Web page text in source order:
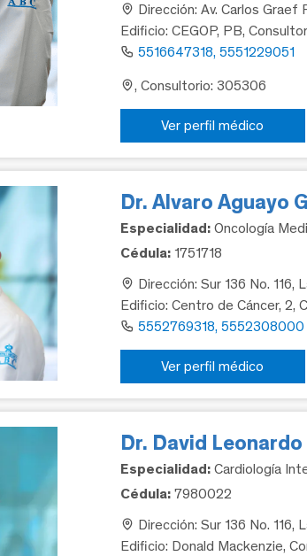
Dirección: Av. Carlos Graef
Edificio: CEGOP, PB,
5516647318, 5551229051
, Consultorio: 305306
Ver perfil médico
Dr. Alvaro Aguayo
Especialidad: Oncología
Cédula: 1751718
Dirección: Sur 136 No. 116,
Edificio: Centro de Cáncer, 2,
5552769318, 5552308000
Ver perfil médico
Dr. David
Especialidad: Cardiología
Cédula: 7980022
Dirección: Sur 136 No. 116,
Edificio: Donald Mackenzie,